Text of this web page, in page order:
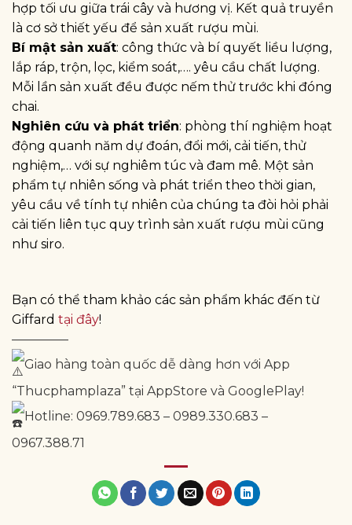
hợp tối ưu giữa trái cây và hương vị. Kết quả truyền
là cơ sở thiết yếu để sản xuất rượu mùi.
Bí mật sản xuất: công thức và bí quyết liều lượng,
lắp ráp, trộn, lọc, kiểm soát,…. yêu cầu chất lượng.
Mỗi lần sản xuất đều được nếm thử trước khi đóng
chai.
Nghiên cứu và phát triển: phòng thí nghiệm hoạt
động quanh năm dự đoán, đổi mới, cải tiến, thử
nghiệm,… với sự nghiêm túc và đam mê. Một sản
phẩm tự nhiên sống và phát triển theo thời gian,
yêu cầu về tính tự nhiên của chúng ta đòi hỏi phải
cải tiến liên tục quy trình sản xuất rượu mùi cũng
như siro.
Bạn có thể tham khảo các sản phẩm khác đến từ
Giffard tại đây!
————–
Giao hàng toàn quốc dễ dàng hơn với App
“Thucphamplaza” tại AppStore và GooglePlay!
Hotline: 0969.789.683 – 0989.330.683 –
0967.388.71